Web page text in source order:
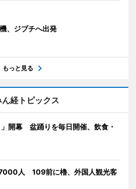
、ジブチへ出発
もっと見る
ん経トピックス
開幕 盆踊りを毎日開催、飲食・
7000人 109前に櫓、外国人観光客